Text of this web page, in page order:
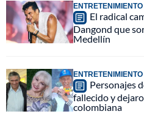
ENTRETENIMIENTO
El radical
Dangond que
Medellín
ENTRETENIMIENTO
Personajes
fallecido y
colombiana